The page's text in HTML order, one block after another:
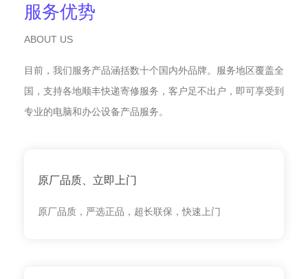
服务优势
ABOUT US
目前，我们服务产品涵括数十个国内外品牌。服务地区覆盖全
国，支持各地顺丰快递寄修服务，客户足不出户，即可享受到
专业的电脑和办公设备产品服务。
原厂品质、立即上门
原厂品质，严选正品，超长联保，快速上门